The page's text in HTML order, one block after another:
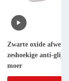
Zwarte oxide
zeshoekige anti-glij-
moer